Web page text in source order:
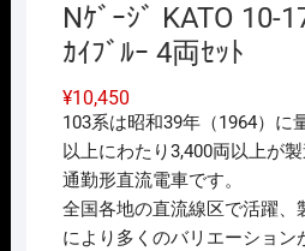
Nｹﾞｰｼﾞ KATO 10-
ｶｲﾌﾞﾙｰ 4両ｾｯﾄ
¥10,450
103系は昭和39年（1964）に
以上にわたり3,400両以上が
通勤形直流電車です。
全国各地の直流線区で活躍、
により多くのバリエーション